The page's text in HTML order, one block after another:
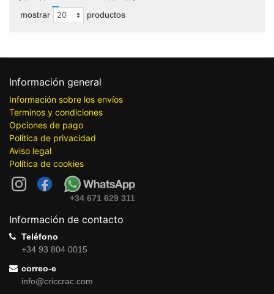
mostrar productos
Información general
Información sobre los envíos
Terminos y condiciones
Opciones de pago
Política de privacidad
Aviso legal
Política de cookies
+34 671 629 311
Información de contacto
Teléfono
+34 93 804 0015
correo-e
info@criccrac.com